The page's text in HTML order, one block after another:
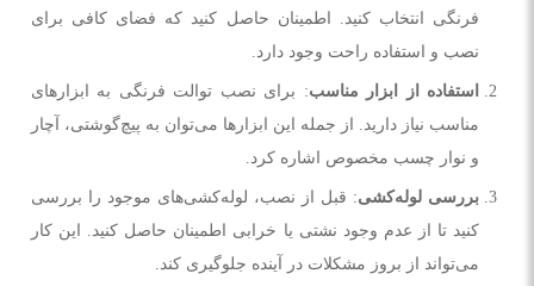
فرنگی انتخاب کنید. اطمینان حاصل کنید که فضای کافی برای
نصب و استفاده راحت وجود دارد.
استفاده از ابزار مناسب: برای نصب توالت فرنگی به ابزارهای
مناسب نیاز دارید. از جمله این ابزارها می‌توان به پیچ‌گوشتی، آچار
و نوار چسب مخصوص اشاره کرد.
بررسی لوله‌کشی: قبل از نصب، لوله‌کشی‌های موجود را بررسی
کنید تا از عدم وجود نشتی یا خرابی اطمینان حاصل کنید. این کار
می‌تواند از بروز مشکلات در آینده جلوگیری کند.